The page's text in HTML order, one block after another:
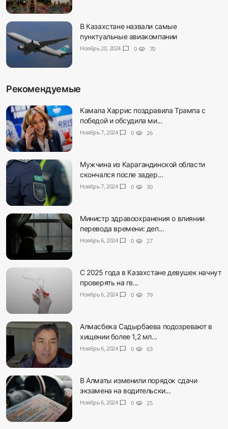
В Казахстане назвали самые
пунктуальные авиакомпании
Ноябрь 20, 2024 chat_bubble 0 visibility 70
Рекомендуемые
Камала Харрис поздравила Трампа с
победой и обсудила ми...
Ноябрь 7, 2024 chat_bubble 0 visibility 26
Мужчина из Карагандинской области
скончался после задер...
Ноябрь 7, 2024 chat_bubble 0 visibility 30
Министр здравоохранения о влиянии
перевода времени: деп...
Ноябрь 6, 2024 chat_bubble 0 visibility 27
С 2025 года в Казахстане девушек начнут
проверять на ге...
Ноябрь 6, 2024 chat_bubble 0 visibility 79
Алмасбека Садырбаева подозревают в
хищении более 1,2 мл...
Ноябрь 6, 2024 chat_bubble 0 visibility 63
В Алматы изменили порядок сдачи
экзамена на водительски...
Ноябрь 6, 2024 chat_bubble 0 visibility 25